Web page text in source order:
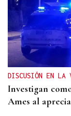
DISCUSIÓN EN LA
Investigan
Ames al